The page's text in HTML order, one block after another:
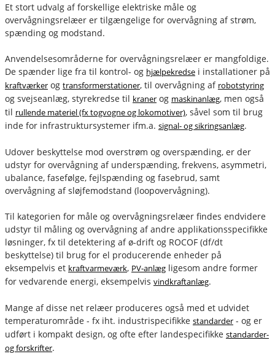
Et stort udvalg af forskellige elektriske måle og
overvågningsrelæer er tilgængelige for overvågning af strøm,
spænding og modstand.
Anvendelsesområderne for overvågningsrelæer er mangfoldige.
De spænder lige fra til kontrol- og hjælpekredse i installationer på
kraftværker og transformerstationer, til overvågning af robotstyring
og svejseanlæg, styrekredse til kraner og maskinanlæg, men også
til rullende materiel (fx togvogne og lokomotiver), såvel som til brug
inde for infrastruktursystemer ifm.a. signal- og sikringsanlæg.
Udover beskyttelse mod overstrøm og overspænding, er der
udstyr for overvågning af underspænding, frekvens, asymmetri,
ubalance, fasefølge, fejlspænding og fasebrud, samt
overvågning af sløjfemodstand (loopovervågning).
Til kategorien for måle og overvågningsrelæer findes endvidere
udstyr til måling og overvågning af andre applikationsspecifikke
løsninger, fx til detektering af ø-drift og ROCOF (df/dt
beskyttelse) til brug for el producerende enheder på
eksempelvis et kraftvarmeværk, PV-anlæg ligesom andre former
for vedvarende energi, eksempelvis vindkraftanlæg.
Mange af disse net relæer produceres også med et udvidet
temperaturområde - fx iht. industrispecifikke standarder - og er
udført i kompakt design, og ofte efter landespecifikke standarder-
og forskrifter.